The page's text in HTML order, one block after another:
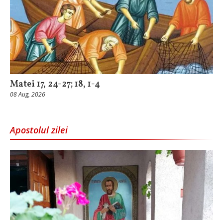
Matei 17, 24-27; 18, 1-4
08 Aug, 2026
Apostolul zilei